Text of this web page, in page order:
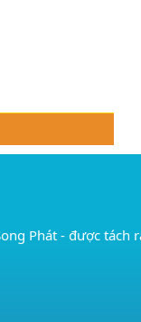
Phát - được tách